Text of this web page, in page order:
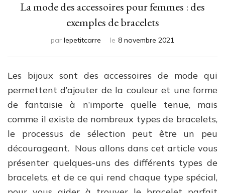
La mode des accessoires pour femmes : des
exemples de bracelets
par lepetitcarre le 8 novembre 2021
Les bijoux sont des accessoires de mode qui
permettent d’ajouter de la couleur et une forme
de fantaisie à n’importe quelle tenue, mais
comme il existe de nombreux types de bracelets,
le processus de sélection peut être un peu
décourageant. Nous allons dans cet article vous
présenter quelques-uns des différents types de
bracelets, et de ce qui rend chaque type spécial,